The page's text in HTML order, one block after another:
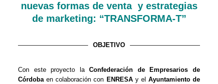
nuevas formas de venta y estrategias
de marketing: “TRANSFORMA-T”
OBJETIVO
Con este proyecto laConfederación de Empresarios de
Córdobaen colaboración con ENRESAy el Ayuntamiento de